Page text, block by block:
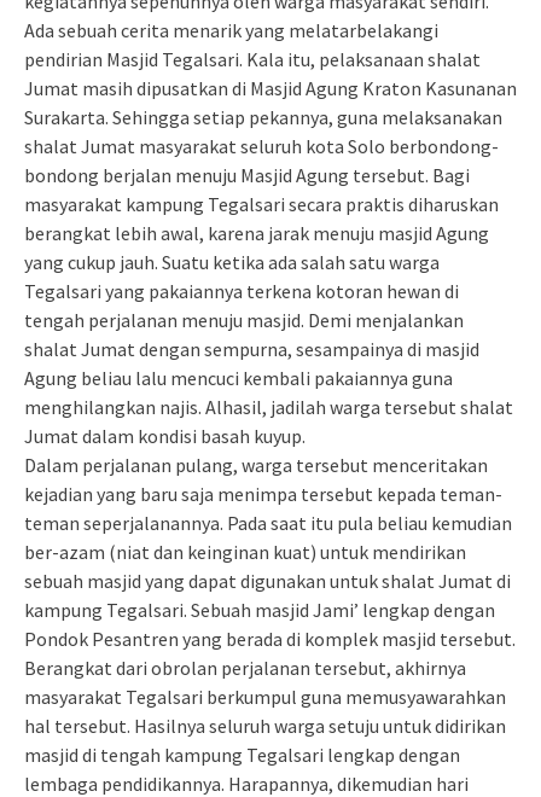
Ada sebuah cerita menarik yang melatarbelakangi
pendirian Masjid Tegalsari. Kala itu, pelaksanaan shalat
Jumat masih dipusatkan di Masjid Agung Kraton Kasunanan
Surakarta. Sehingga setiap pekannya, guna melaksanakan
shalat Jumat masyarakat seluruh kota Solo berbondong-
bondong berjalan menuju Masjid Agung tersebut. Bagi
masyarakat kampung Tegalsari secara praktis diharuskan
berangkat lebih awal, karena jarak menuju masjid Agung
yang cukup jauh. Suatu ketika ada salah satu warga
Tegalsari yang pakaiannya terkena kotoran hewan di
tengah perjalanan menuju masjid. Demi menjalankan
shalat Jumat dengan sempurna, sesampainya di masjid
Agung beliau lalu mencuci kembali pakaiannya guna
menghilangkan najis. Alhasil, jadilah warga tersebut shalat
Jumat dalam kondisi basah kuyup.
Dalam perjalanan pulang, warga tersebut menceritakan
kejadian yang baru saja menimpa tersebut kepada teman-
teman seperjalanannya. Pada saat itu pula beliau kemudian
ber-azam (niat dan keinginan kuat) untuk mendirikan
sebuah masjid yang dapat digunakan untuk shalat Jumat di
kampung Tegalsari. Sebuah masjid Jami’ lengkap dengan
Pondok Pesantren yang berada di komplek masjid tersebut.
Berangkat dari obrolan perjalanan tersebut, akhirnya
masyarakat Tegalsari berkumpul guna memusyawarahkan
hal tersebut. Hasilnya seluruh warga setuju untuk didirikan
masjid di tengah kampung Tegalsari lengkap dengan
lembaga pendidikannya. Harapannya, dikemudian hari